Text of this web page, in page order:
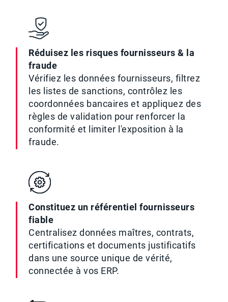
Réduisez les risques fournisseurs & la
fraude
Vérifiez les données fournisseurs, filtrez
les listes de sanctions, contrôlez les
coordonnées bancaires et appliquez des
règles de validation pour renforcer la
conformité et limiter l'exposition à la
fraude.
Constituez un référentiel fournisseurs
fiable
Centralisez données maîtres, contrats,
certifications et documents justificatifs
dans une source unique de vérité,
connectée à vos ERP.